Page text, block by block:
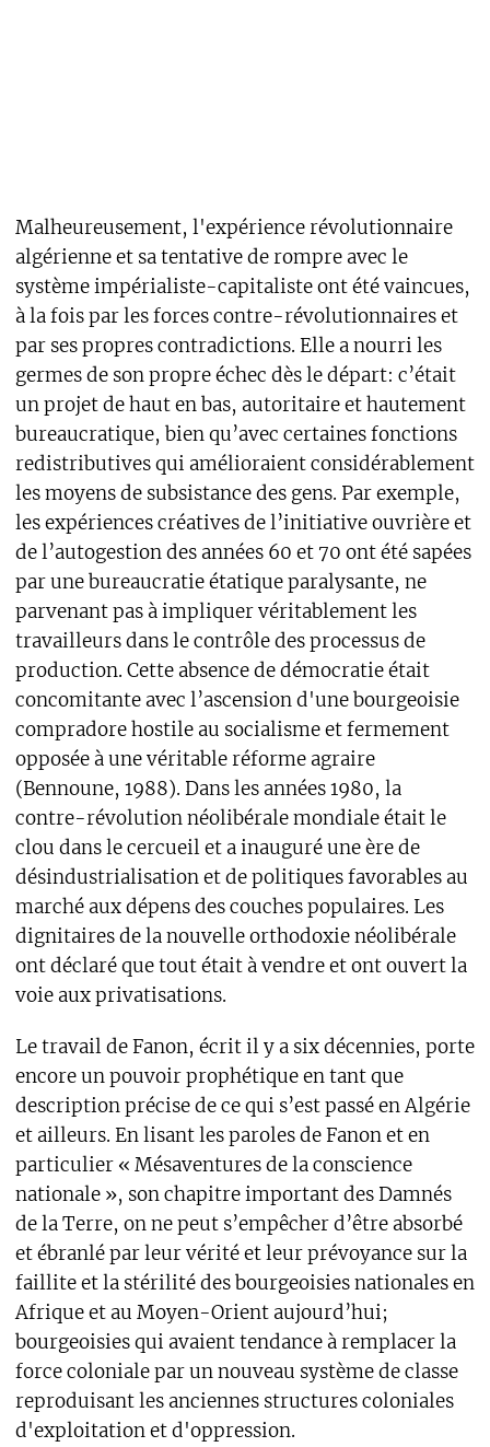
Malheureusement, l'expérience révolutionnaire
algérienne et sa tentative de rompre avec le
système impérialiste-capitaliste ont été vaincues,
à la fois par les forces contre-révolutionnaires et
par ses propres contradictions. Elle a nourri les
germes de son propre échec dès le départ: c’était
un projet de haut en bas, autoritaire et hautement
bureaucratique, bien qu’avec certaines fonctions
redistributives qui amélioraient considérablement
les moyens de subsistance des gens. Par exemple,
les expériences créatives de l’initiative ouvrière et
de l’autogestion des années 60 et 70 ont été sapées
par une bureaucratie étatique paralysante, ne
parvenant pas à impliquer véritablement les
travailleurs dans le contrôle des processus de
production. Cette absence de démocratie était
concomitante avec l’ascension d'une bourgeoisie
compradore hostile au socialisme et fermement
opposée à une véritable réforme agraire
(Bennoune, 1988). Dans les années 1980, la
contre-révolution néolibérale mondiale était le
clou dans le cercueil et a inauguré une ère de
désindustrialisation et de politiques favorables au
marché aux dépens des couches populaires. Les
dignitaires de la nouvelle orthodoxie néolibérale
ont déclaré que tout était à vendre et ont ouvert la
voie aux privatisations.
Le travail de Fanon, écrit il y a six décennies, porte
encore un pouvoir prophétique en tant que
description précise de ce qui s’est passé en Algérie
et ailleurs. En lisant les paroles de Fanon et en
particulier « Mésaventures de la conscience
nationale », son chapitre important des Damnés
de la Terre, on ne peut s’empêcher d’être absorbé
et ébranlé par leur vérité et leur prévoyance sur la
faillite et la stérilité des bourgeoisies nationales en
Afrique et au Moyen-Orient aujourd’hui;
bourgeoisies qui avaient tendance à remplacer la
force coloniale par un nouveau système de classe
reproduisant les anciennes structures coloniales
d'exploitation et d'oppression.